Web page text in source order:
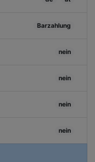
Barzahlung
nein
nein
nein
nein